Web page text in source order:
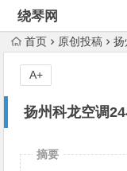
绕琴网
首页 原创投稿
扬州科龙空调
A+
摘要